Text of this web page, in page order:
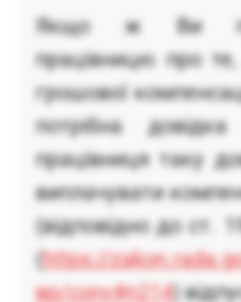
Якщо ж Ви
працівницю про
грошової
потрібна
працівниця таку
виплачувати
(відповідно до ст.
(https://
вр/conv#n214)